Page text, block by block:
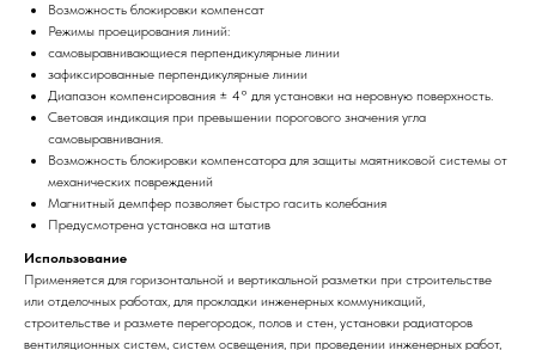
Возможность блокировки компенсат
Режимы проецирования линий:
самовыравнивающиеся перпендикулярные линии
зафиксированные перпендикулярные линии
Диапазон компенсирования ± 4° для установки на неровную поверхность.
Световая индикация при превышении порогового значения угла
самовыравнивания.
Возможность блокировки компенсатора для защиты маятниковой системы от
механических повреждений
Магнитный демпфер позволяет быстро гасить колебания
Предусмотрена установка на штатив
Использование
Применяется для горизонтальной и вертикальной разметки при строительстве
или отделочных работах, для прокладки инженерных коммуникаций,
строительстве и размете перегородок, полов и стен, установки радиаторов
вентиляционных систем, систем освещения, при проведении инженерных работ,